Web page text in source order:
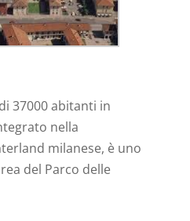
37000 abitanti in
nella
milanese, è uno
del Parco delle